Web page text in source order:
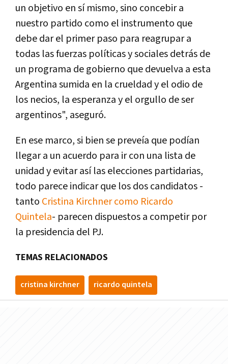
un objetivo en sí mismo, sino concebir a
nuestro partido como el instrumento que
debe dar el primer paso para reagrupar a
todas las fuerzas políticas y sociales detrás de
un programa de gobierno que devuelva a esta
Argentina sumida en la crueldad y el odio de
los necios, la esperanza y el orgullo de ser
argentinos", aseguró.
En ese marco, si bien se preveía que podían
llegar a un acuerdo para ir con una lista de
unidad y evitar así las elecciones partidarias,
todo parece indicar que los dos candidatos -
tanto Cristina Kirchner como Ricardo
Quintela- parecen dispuestos a competir por
la presidencia del PJ.
TEMAS RELACIONADOS
cristina kirchner ricardo quintela